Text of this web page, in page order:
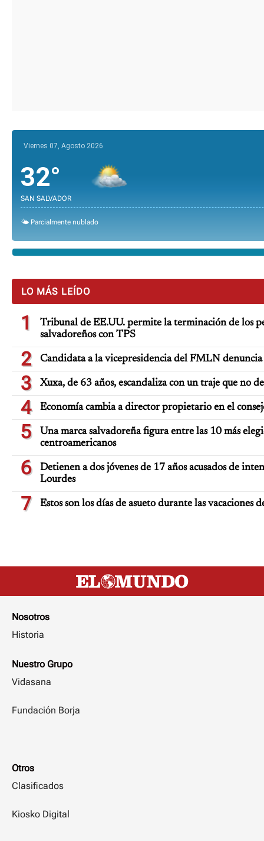
Viernes 07, Agosto 2026
32°
SAN SALVADOR
🌤️ Parcialmente nublado
LO MÁS LEÍDO
1
Tribunal de EE.UU. permite la terminación de los
salvadoreños con TPS
2 Candidata a la vicepresidencia del FMLN
3 Xuxa, de 63 años, escandaliza con un traje que no
4 Economía cambia a director propietario en el
5
Una marca salvadoreña figura entre las 10 más
centroamericanos
6
Detienen a dos jóvenes de 17 años acusados de
Lourdes
7 Estos son los días de asueto durante las vacaciones
Nosotros
Historia
Nuestro Grupo
Vidasana
Fundación Borja
Otros
Clasificados
Kiosko Digital